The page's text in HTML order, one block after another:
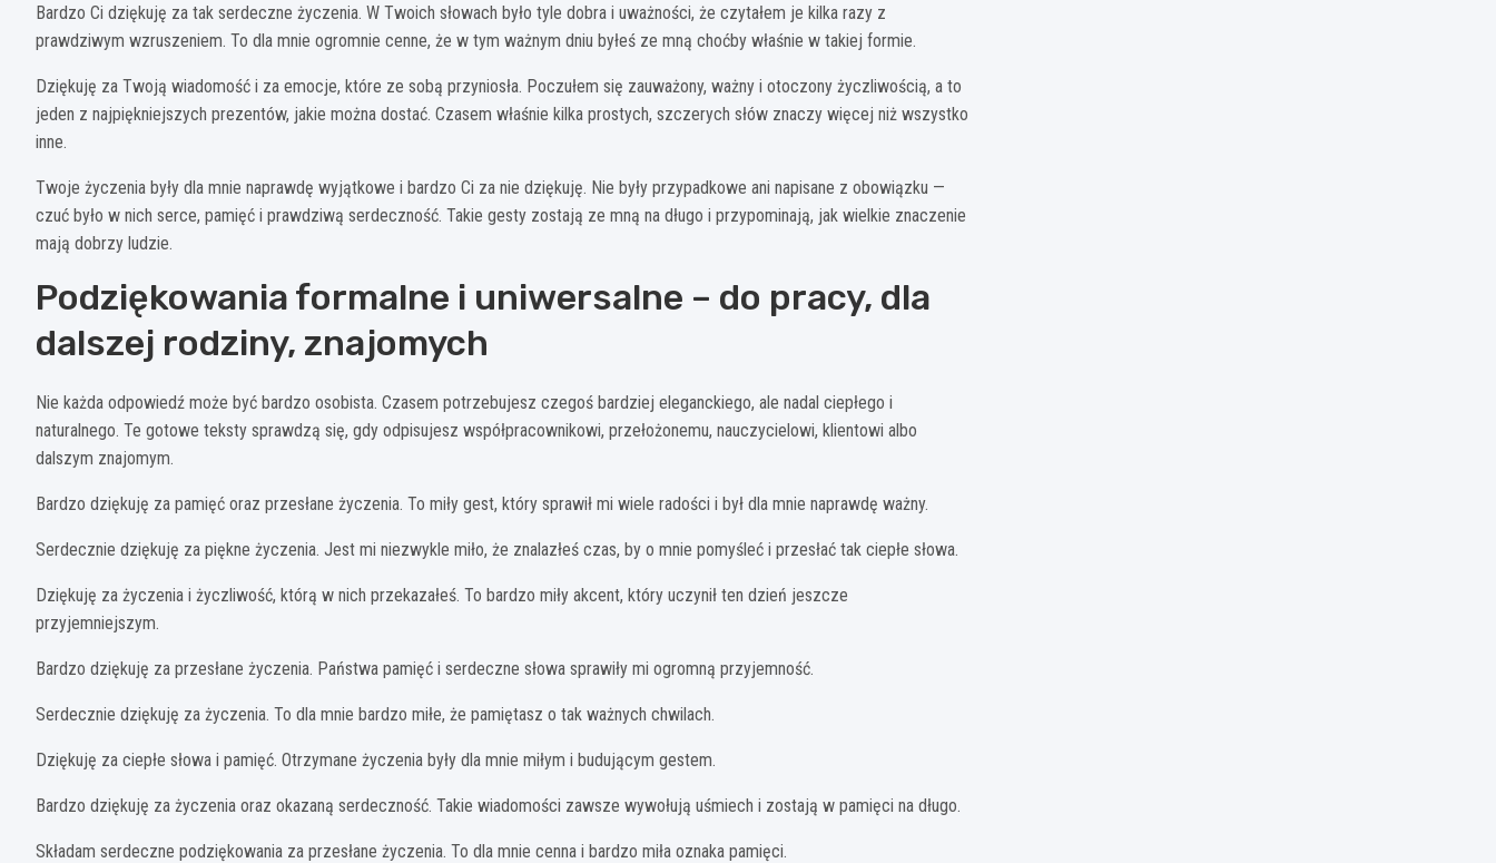
Bardzo Ci dziękuję za tak serdeczne życzenia. W Twoich słowach było tyle dobra i uważności, że czytałem je kilka razy z
prawdziwym wzruszeniem. To dla mnie ogromnie cenne, że w tym ważnym dniu byłeś ze mną choćby właśnie w takiej formie.
Dziękuję za Twoją wiadomość i za emocje, które ze sobą przyniosła. Poczułem się zauważony, ważny i otoczony życzliwością, a to
jeden z najpiękniejszych prezentów, jakie można dostać. Czasem właśnie kilka prostych, szczerych słów znaczy więcej niż wszystko
inne.
Twoje życzenia były dla mnie naprawdę wyjątkowe i bardzo Ci za nie dziękuję. Nie były przypadkowe ani napisane z obowiązku —
czuć było w nich serce, pamięć i prawdziwą serdeczność. Takie gesty zostają ze mną na długo i przypominają, jak wielkie znaczenie
mają dobrzy ludzie.
Podziękowania formalne i uniwersalne – do pracy, dla
dalszej rodziny, znajomych
Nie każda odpowiedź może być bardzo osobista. Czasem potrzebujesz czegoś bardziej eleganckiego, ale nadal ciepłego i
naturalnego. Te gotowe teksty sprawdzą się, gdy odpisujesz współpracownikowi, przełożonemu, nauczycielowi, klientowi albo
dalszym znajomym.
Bardzo dziękuję za pamięć oraz przesłane życzenia. To miły gest, który sprawił mi wiele radości i był dla mnie naprawdę ważny.
Serdecznie dziękuję za piękne życzenia. Jest mi niezwykle miło, że znalazłeś czas, by o mnie pomyśleć i przesłać tak ciepłe słowa.
Dziękuję za życzenia i życzliwość, którą w nich przekazałeś. To bardzo miły akcent, który uczynił ten dzień jeszcze
przyjemniejszym.
Bardzo dziękuję za przesłane życzenia. Państwa pamięć i serdeczne słowa sprawiły mi ogromną przyjemność.
Serdecznie dziękuję za życzenia. To dla mnie bardzo miłe, że pamiętasz o tak ważnych chwilach.
Dziękuję za ciepłe słowa i pamięć. Otrzymane życzenia były dla mnie miłym i budującym gestem.
Bardzo dziękuję za życzenia oraz okazaną serdeczność. Takie wiadomości zawsze wywołują uśmiech i zostają w pamięci na długo.
Składam serdeczne podziękowania za przesłane życzenia. To dla mnie cenna i bardzo miła oznaka pamięci.